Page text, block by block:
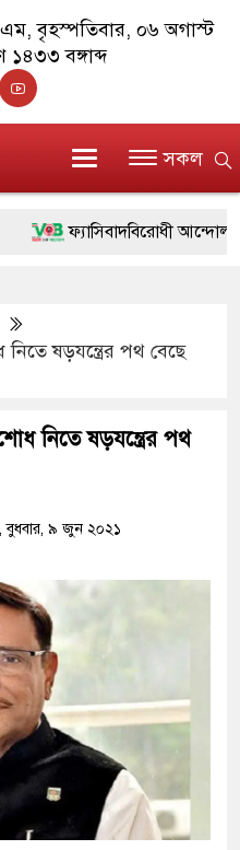
, বৃহস্পতিবার, ০৬ অগাস্ট
১৪৩৩ বঙ্গাব্দ
সকল
ফ্যাসিবাদবিরোধী আন্দোলনে
মাদক কারবারি গ্রেফতার
২৮ লাখ টাকার জাল নোটসহ
থানা পুলিশ
যেকোনো সময় বেনজীরের
নেতৃত্ব ও গণতন্ত্রের মূর্তমান
যে ভাবে ডেভিড ইমনের কাছে
ষড়যন্ত্রের পথ বেছে
নিতে ষড়যন্ত্রের পথ
৯ জুন ২০২১